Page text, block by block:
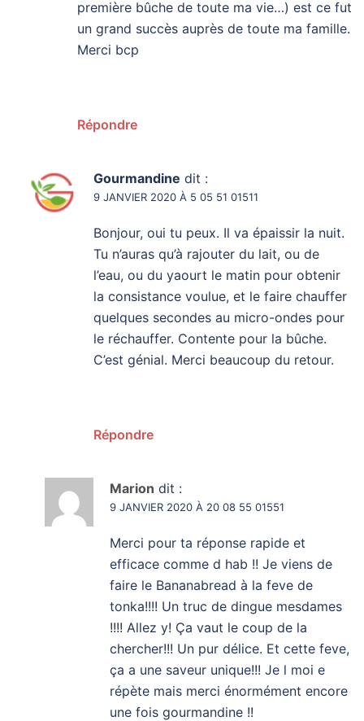
première bûche de toute ma vie…) est ce fut
un grand succès auprès de toute ma famille.
Merci bcp
Répondre
Gourmandine dit :
9 JANVIER 2020 À 5 05 51 01511
Bonjour, oui tu peux. Il va épaissir la nuit.
Tu n’auras qu’à rajouter du lait, ou de
l’eau, ou du yaourt le matin pour obtenir
la consistance voulue, et le faire chauffer
quelques secondes au micro-ondes pour
le réchauffer. Contente pour la bûche.
C’est génial. Merci beaucoup du retour.
Répondre
Marion dit :
9 JANVIER 2020 À 20 08 55 01551
Merci pour ta réponse rapide et
efficace comme d hab !! Je viens de
faire le Bananabread à la feve de
tonka!!!! Un truc de dingue mesdames
!!!! Allez y! Ça vaut le coup de la
chercher!!! Un pur délice. Et cette feve,
ça a une saveur unique!!! Je l moi e
répète mais merci énormément encore
une fois gourmandine !!